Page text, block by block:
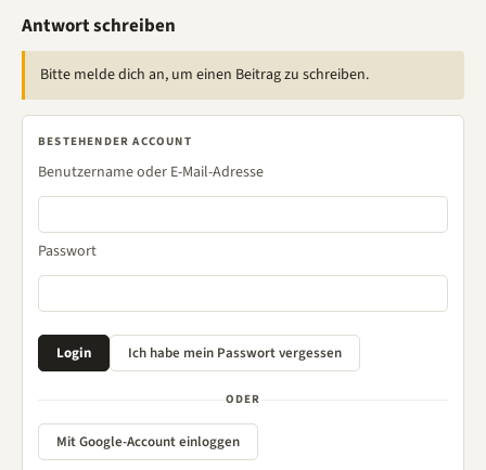
Antwort schreiben
Bitte melde dich an, um einen Beitrag zu schreiben.
BESTEHENDER ACCOUNT
Benutzername oder E-Mail-Adresse
Passwort
ODER
Mit Google-Account einloggen